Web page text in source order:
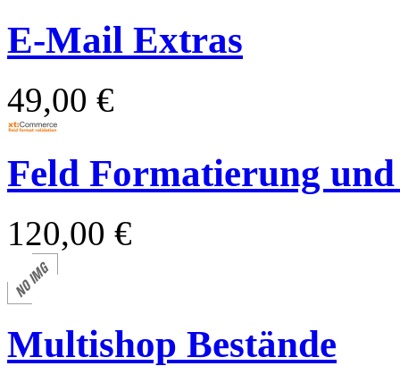
E-Mail Extras
49,00 €
Feld Formatierung
120,00 €
Multishop Bestände